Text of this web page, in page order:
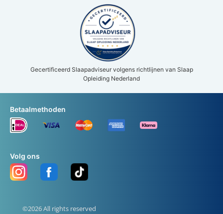
Gecertificeerd Slaapadviseur volgens richtlijnen van Slaap
Opleiding Nederland
©2026 All rights reserved
Volg ons
Betaalmethoden